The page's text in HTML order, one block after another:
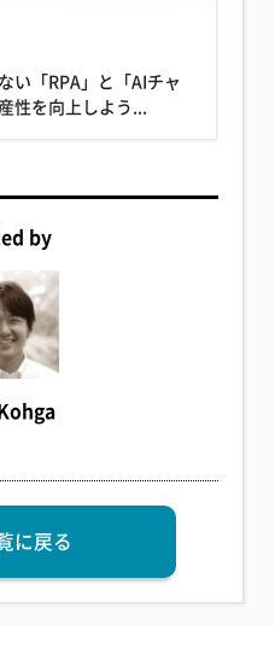
い「RPA」と「AIチャ
性を向上しよう...
by
に戻る